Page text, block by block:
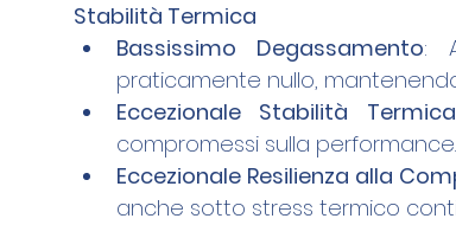
Stabilità Termica
Bassissimo Degassamento:
praticamente nullo,
Eccezionale Stabilità Termica
compromessi sulla performance.
Eccezionale Resilienza alla
anche sotto stress termico